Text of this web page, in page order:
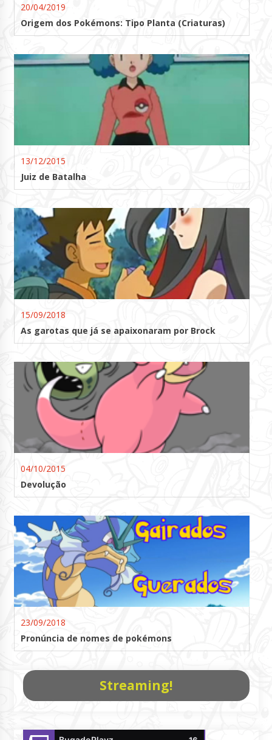
20/04/2019
Origem dos Pokémons: Tipo Planta (Criaturas)
13/12/2015
Juiz de Batalha
15/09/2018
As garotas que já se apaixonaram por Brock
04/10/2015
Devolução
23/09/2018
Pronúncia de nomes de pokémons
Streaming!